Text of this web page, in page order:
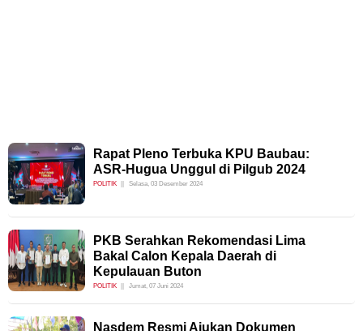
Rapat Pleno Terbuka KPU Baubau:
ASR-Hugua Unggul di Pilgub 2024
POLITIK Selasa, 03 Desember 2024
PKB Serahkan Rekomendasi Lima
Bakal Calon Kepala Daerah di
Kepulauan Buton
POLITIK Jumat, 07 Juni 2024
Nasdem Resmi Ajukan Dokumen